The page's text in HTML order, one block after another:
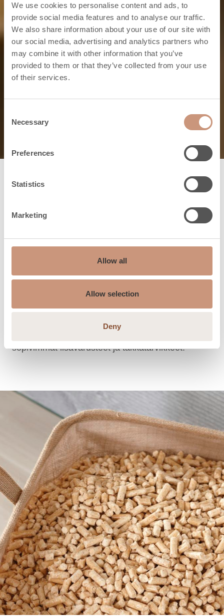
We use cookies to personalise content and ads, to
provide social media features and to analyse our traffic.
We also share information about your use of our site with
our social media, advertising and analytics partners who
may combine it with other information that you’ve
provided to them or that they’ve collected from your use
of their services.
Selection
Necessary
Preferences
Statistics
Marketing
Allow all
Allow selection
Deny
Klassiset-malliston lisävarusteet
Viimeistele
klassikko takkasi
lisävarusteilla
Klassikosta
hybriditakaksi
Lisävarusteilla täydennät takkaasi toimimaan
Klassisiin takkamalleihin on saatavilla erillinen
pellettijärjestelmä, jonka avulla voit polttaa
takassasi puun lisäksi myös pellettejä.
Takkakokkaukseen olemme kehittäneet
sopivimmat lisävarusteet ja takkatarvikkeet.